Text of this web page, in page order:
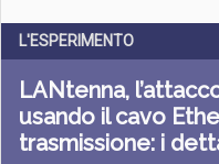
L'ESPERIMENTO
LANtenna,
usando il cavo
trasmissione: i